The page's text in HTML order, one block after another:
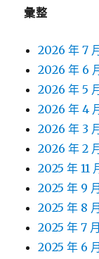
彙整
2026 年 7 月
2026 年 6
2026 年 5 月
2026 年 4
2026 年 3 月
2026 年 2 月
2025 年 11
2025 年 9 月
2025 年 8 月
2025 年 7 月
2025 年 6 月